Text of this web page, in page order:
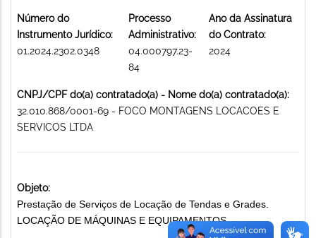
Número do
Instrumento Jurídico:
01.2024.2302.0348
Processo
Administrativo:
04.000797.23-
84
Ano da Assinatura
do Contrato:
2024
CNPJ/CPF do(a) contratado(a) - Nome do(a) contratado(a):
32.010.868/0001-69 - FOCO MONTAGENS LOCACOES E
SERVICOS LTDA
Objeto:
Prestação de Serviços de Locação de Tendas e Grades.
LOCAÇÃO DE MÁQUINAS E EQUIPAMENTOS